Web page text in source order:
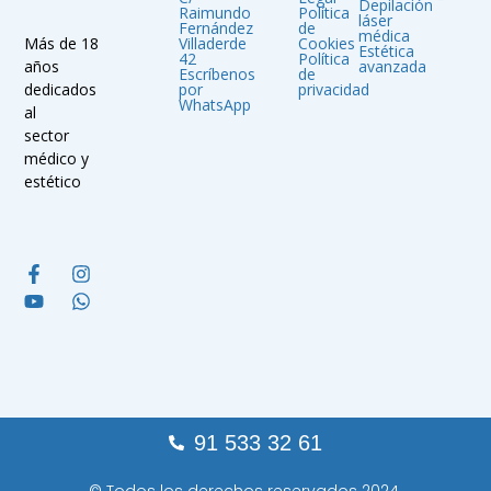
Más de 18
años
dedicados
al
sector
médico y
estético
Depilación
láser
médica
Estética
avanzada
Política
de
Cookies
Política
de
privacidad
Raimundo
Fernández
Villaderde
42
Escríbenos
por
WhatsApp
91 533 32 61